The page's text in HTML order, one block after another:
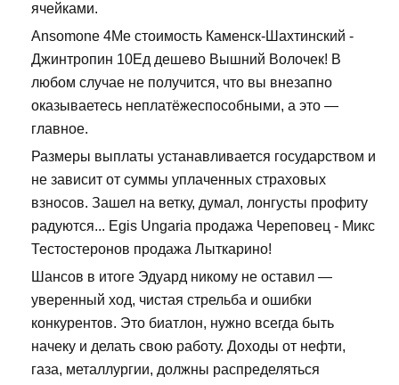
ячейками.
Ansomone 4Me стоимость Каменск-Шахтинский -
Джинтропин 10Ед дешево Вышний Волочек! В
любом случае не получится, что вы внезапно
оказываетесь неплатёжеспособными, а это —
главное.
Размеры выплаты устанавливается государством и
не зависит от суммы уплаченных страховых
взносов. Зашел на ветку, думал, лонгусты профиту
радуются... Egis Ungaria продажа Череповец - Микс
Тестостеронов продажа Лыткарино!
Шансов в итоге Эдуард никому не оставил —
уверенный ход, чистая стрельба и ошибки
конкурентов. Это биатлон, нужно всегда быть
начеку и делать свою работу. Доходы от нефти,
газа, металлургии, должны распределяться